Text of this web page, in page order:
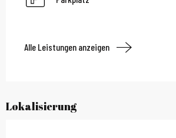
Alle Leistungen anzeigen
Lokalisierung